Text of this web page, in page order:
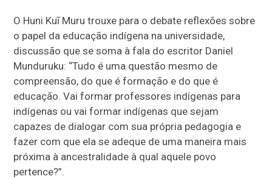
O Huni Kuĩ Muru trouxe para o debate reflexões sobre
o papel da educação indígena na universidade,
discussão que se soma à fala do escritor Daniel
Munduruku: “Tudo é uma questão mesmo de
compreensão, do que é formação e do que é
educação. Vai formar professores indígenas para
indígenas ou vai formar indígenas que sejam
capazes de dialogar com sua própria pedagogia e
fazer com que ela se adeque de uma maneira mais
próxima à ancestralidade à qual aquele povo
pertence?”.